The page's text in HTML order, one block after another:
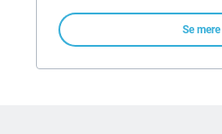
Se mere